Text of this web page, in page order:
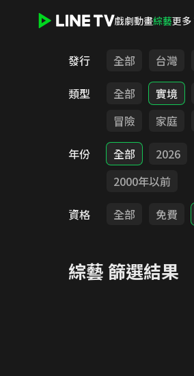
戲劇動畫綜藝更多
發行 全部 台灣
類型
全部 實境
冒險
家庭
年份
全部 2026
2000年以前
資格
全部 免費
綜藝 篩選結果